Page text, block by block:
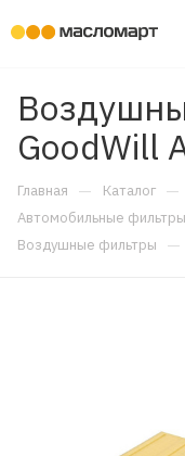
GoodWill
Главная — Каталог —
Автомобильные
Воздушные фильтры —